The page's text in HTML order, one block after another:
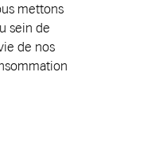
mettons
sein de
de nos